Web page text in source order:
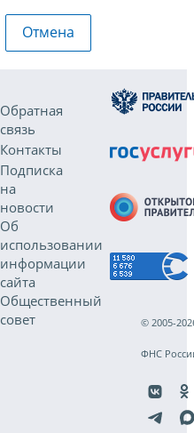
Отмена
Обратная
связь
Контакты
Подписка
на
новости
Об
использовании
информации
сайта
Общественный
совет
© 2005-
ФНС